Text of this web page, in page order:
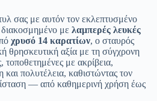
σας με αυτόν τον εκλεπτυσμένο
διακοσμημένο με λαμπερές λευκές
χρυσό 14 καρατίων, ο σταυρός
θρησκευτική αξία με τη σύγχρονη
με ακρίβεια,
και πολυτέλεια, καθιστώντας τον
— από καθημερινή χρήση έως